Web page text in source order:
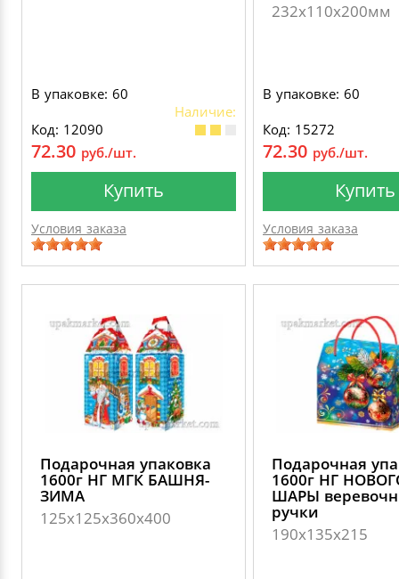
В упаковке: 60
Наличие:
Код: 12090
72.30 руб./шт.
Купить
Условия заказа
232х110х200мм
В упаковке: 60
Код: 15272
72.30 руб./шт.
Купить
Условия заказа
Подарочная упаковка
1600г НГ МГК БАШНЯ-
ЗИМА
125х125х360х400
Подарочная
1600г НГ
ШАРЫ
ручки
190х135х215